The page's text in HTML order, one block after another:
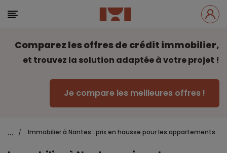
Comparez les offres de crédit immobilier,
et trouvez la solution adaptée à votre projet !
Je compare les meilleures offres !
... / Immobilier à Nantes : prix en hausse pour les appartements